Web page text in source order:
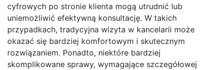
cyfrowych po stronie klienta mogą utrudnić lub
uniemożliwić efektywną konsultację. W takich
przypadkach, tradycyjna wizyta w kancelarii może
okazać się bardziej komfortowym i skutecznym
rozwiązaniem. Ponadto, niektóre bardziej
skomplikowane sprawy, wymagające szczegółowej